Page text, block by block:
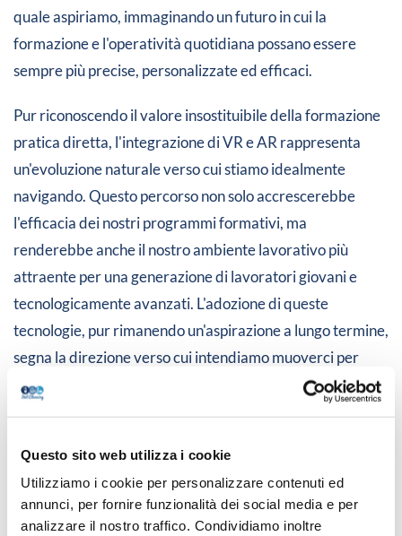
Questo sito web utilizza i cookie
Utilizziamo i cookie per personalizzare contenuti ed
annunci, per fornire funzionalità dei social media e per
analizzare il nostro traffico. Condividiamo inoltre
quale aspiriamo, immaginando un futuro in cui la
formazione e l'operatività quotidiana possano essere
sempre più precise, personalizzate ed efficaci.
Pur riconoscendo il valore insostituibile della formazione
pratica diretta, l'integrazione di VR e AR rappresenta
un'evoluzione naturale verso cui stiamo idealmente
navigando. Questo percorso non solo accrescerebbe
l'efficacia dei nostri programmi formativi, ma
renderebbe anche il nostro ambiente lavorativo più
attraente per una generazione di lavoratori giovani e
tecnologicamente avanzati. L'adozione di queste
tecnologie, pur rimanendo un'aspirazione a lungo termine,
segna la direzione verso cui intendiamo muoverci per
mantenere la nostra leadership nel settore delle pulizie.
Ital Cleaning Servizi Ambientali Srl